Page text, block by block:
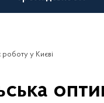
у Києві